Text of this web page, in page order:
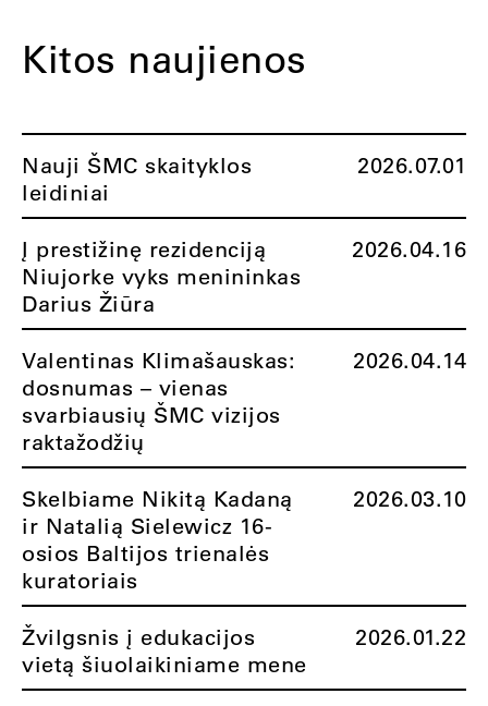
Kitos naujienos
Nauji ŠMC skaityklos
leidiniai
2026.07.01
Į prestižinę rezidenciją
Niujorke vyks menininkas
Darius Žiūra
2026.04.16
Valentinas Klimašauskas:
dosnumas – vienas
svarbiausių ŠMC vizijos
raktažodžių
2026.04.14
Skelbiame Nikitą Kadaną
ir Natalią Sielewicz 16-
osios Baltijos trienalės
kuratoriais
2026.03.10
Žvilgsnis į edukacijos
vietą šiuolaikiniame mene
2026.01.22